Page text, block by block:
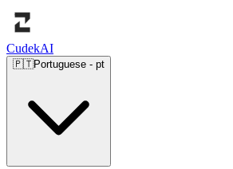
CudekAI
🇵🇹Portuguese - pt